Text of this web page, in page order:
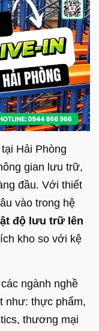
Hải Phòng
gian lưu trữ,
đầu. Với thiết
vào trong hệ
độ lưu trữ lên
kho so với kệ
ngành nghề
như: thực phẩm,
thương mại